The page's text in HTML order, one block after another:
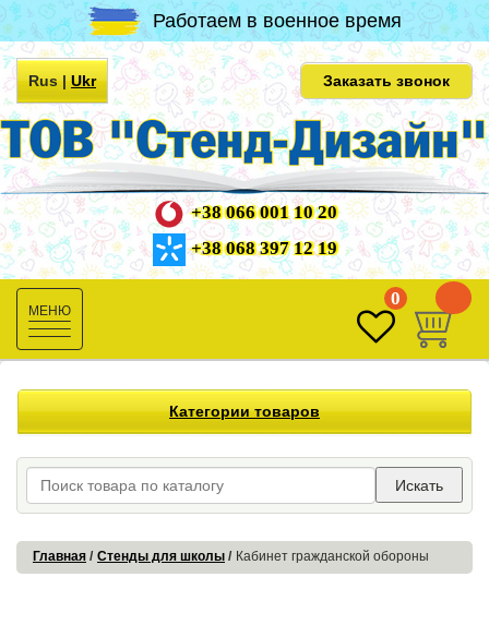
Работаем в военное время
Rus|Ukr Заказать звонок
+38 066 001 10 20
+38 068 397 12 19
Toggle
navigation
0
Категории товаров
Искать
Главная Стенды для школы Кабинет гражданской обороны